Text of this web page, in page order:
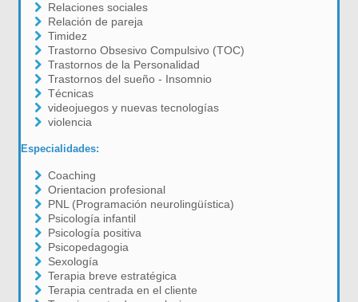
Relaciones sociales
Relación de pareja
Timidez
Trastorno Obsesivo Compulsivo (TOC)
Trastornos de la Personalidad
Trastornos del sueño - Insomnio
Técnicas
videojuegos y nuevas tecnologías
violencia
Especialidades:
Coaching
Orientacion profesional
PNL (Programación neurolingüística)
Psicología infantil
Psicología positiva
Psicopedagogia
Sexología
Terapia breve estratégica
Terapia centrada en el cliente